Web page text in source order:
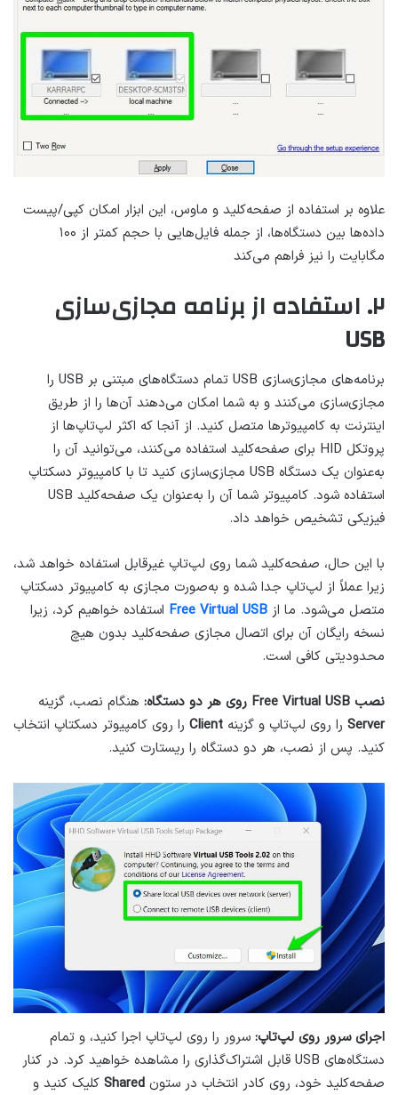
علاوه بر استفاده از صفحه‌کلید و ماوس، این ابزار امکان کپی/پیست
داده‌ها بین دستگاه‌ها، از جمله فایل‌هایی با حجم کمتر از ۱۰۰
مگابایت را نیز فراهم می‌کند
۲. استفاده از برنامه مجازی‌سازی
USB
برنامه‌های مجازی‌سازی USB تمام دستگاه‌های مبتنی بر USB را
مجازی‌سازی می‌کنند و به شما امکان می‌دهند آن‌ها را از طریق
اینترنت به کامپیوترها متصل کنید. از آنجا که اکثر لپ‌تاپ‌ها از
پروتکل HID برای صفحه‌کلید استفاده می‌کنند، می‌توانید آن را
به‌عنوان یک دستگاه USB مجازی‌سازی کنید تا با کامپیوتر دسکتاپ
استفاده شود. کامپیوتر شما آن را به‌عنوان یک صفحه‌کلید USB
فیزیکی تشخیص خواهد داد.
با این حال، صفحه‌کلید شما روی لپ‌تاپ غیرقابل استفاده خواهد شد،
زیرا عملاً از لپ‌تاپ جدا شده و به‌صورت مجازی به کامپیوتر دسکتاپ
متصل می‌شود. ما از Free Virtual USB استفاده خواهیم کرد، زیرا
نسخه رایگان آن برای اتصال مجازی صفحه‌کلید بدون هیچ
محدودیتی کافی است.
نصب Free Virtual USB روی هر دو دستگاه:
هنگام نصب، گزینه
Server را روی لپ‌تاپ و گزینه Client را روی کامپیوتر دسکتاپ انتخاب
کنید. پس از نصب، هر دو دستگاه را ریستارت کنید.
اجرای سرور روی لپ‌تاپ: سرور را روی لپ‌تاپ اجرا کنید، و تمام
دستگاه‌های USB قابل اشتراک‌گذاری را مشاهده خواهید کرد. در کنار
صفحه‌کلید خود، روی کادر انتخاب در ستون Shared کلیک کنید و